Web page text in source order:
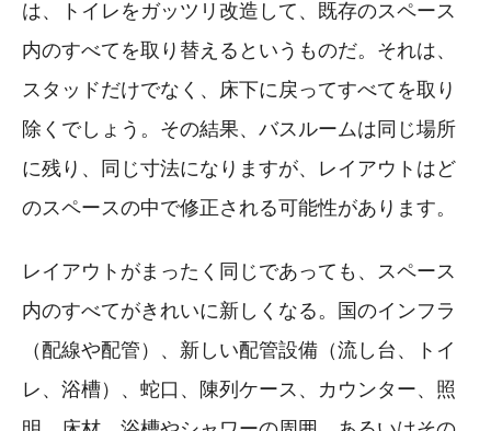
は、トイレをガッツリ改造して、既存のスペース
内のすべてを取り替えるというものだ。それは、
スタッドだけでなく、床下に戻ってすべてを取り
除くでしょう。その結果、バスルームは同じ場所
に残り、同じ寸法になりますが、レイアウトはど
のスペースの中で修正される可能性があります。
レイアウトがまったく同じであっても、スペース
内のすべてがきれいに新しくなる。国のインフラ
（配線や配管）、新しい配管設備（流し台、トイ
レ、浴槽）、蛇口、陳列ケース、カウンター、照